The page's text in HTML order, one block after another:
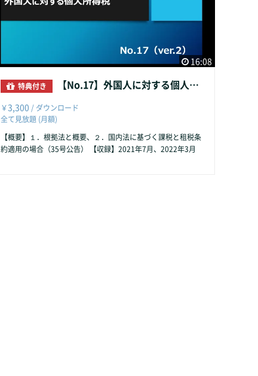
16:08
特典付き 【No.17】外国人に対する個人所得税
￥3,300 / ダウンロード
全て見放題 (月額)
【概要】１．根拠法と概要、２．国内法に基づく課税と租税条
約適用の場合（35号公告） 【収録】2021年7月、2022年3月